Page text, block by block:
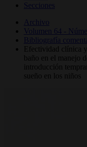
Secciones
Archivo
Volumen 64 -
Bibliografía
Efectividad clínica
baño en el manejo
introducción
sueño en los niños